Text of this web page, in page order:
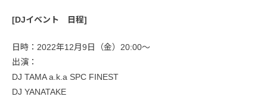
[DJイベント 日程]
日時：2022年12月9日（金）20:00〜
出演：
DJ TAMA a.k.a SPC FINEST
DJ YANATAKE